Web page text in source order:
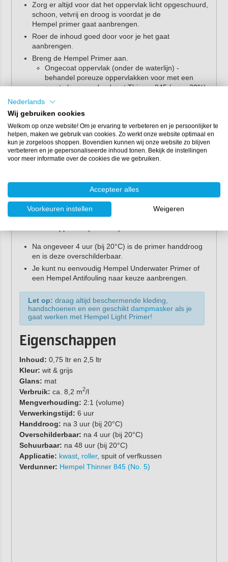
Zorg er altijd voor dat het oppervlak licht opgeschuurd,
schoon, vetvrij en droog is voordat je de
Hempel primer gaat aanbrengen.
Roer de inhoud goed door voor je het gaat
aanbrengen.
Breng de Hempel Primer aan.
Ongecoat oppervlak (onder de waterlijn) -
behandel poreuze oppervlakken voor met een
eerste laag, verdund met Thinner 845 (max. 20%).
verdunner toe ter ondersteuning van de applicatie
(max. 5%).
Ongecoat oppervlak (boven de waterlijn) -
behandel poreuze oppervlakken voor met een
eerste laag, verdund met Thinner 845 (max. 20%).
applicatie (max. 5%).
Eerder gecoat oppervlak - schuur, reinig en droog
het oppervlak en breng 1 laag primer aan. Voeg
indien nodig verdunner toe ter ondersteuning van
Na ongeveer 4 uur (bij 20°C) is de primer handdroog
en is deze overschilderbaar.
Je kunt nu eenvoudig Hempel Underwater Primer of
een Hempel Antifouling naar keuze aanbrengen.
Let op: draag altijd beschermende kleding,
handschoenen en een geschikt dampmaskerals je
gaat werken met Hempel Light Primer!
Eigenschappen
Inhoud: 0,75 ltr en 2,5 ltr
Kleur: wit & grijs
Glans: mat
Verbruik: ca. 8,2 m2/l
Mengverhouding: 2:1 (volume)
Verwerkingstijd: 6 uur
Handdroog: na 3 uur (bij 20°C)
Overschilderbaar: na 4 uur (bij 20°C)
Schuurbaar: na 48 uur (bij 20°C)
Applicatie: kwast, roller, spuit of verfkussen
Verdunner: Hempel Thinner 845 (No. 5)
Nederlands
Wij gebruiken cookies
Welkom op onze website! Om je ervaring te verbeteren en je persoonlijker te
helpen, maken we gebruik van cookies. Zo werkt onze website optimaal en
kun je zorgeloos shoppen. Bovendien kunnen wij onze website zo blijven
verbeteren en je gepersonaliseerde inhoud tonen. Bekijk de instellingen
voor meer informatie over de cookies die we gebruiken.
Accepteer alles
Voorkeuren instellen Weigeren